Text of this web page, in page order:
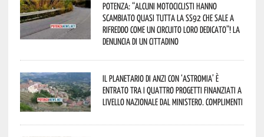
Potenza: “alcuni motociclisti hanno
scambiato quasi tutta la SS92 che sale a
Rifreddo come un circuito loro dedicato”! La
denuncia di un cittadino
Il Planetario di Anzi con ‘Astromia’ è
entrato tra i quattro progetti finanziati a
livello nazionale dal Ministero. Complimenti